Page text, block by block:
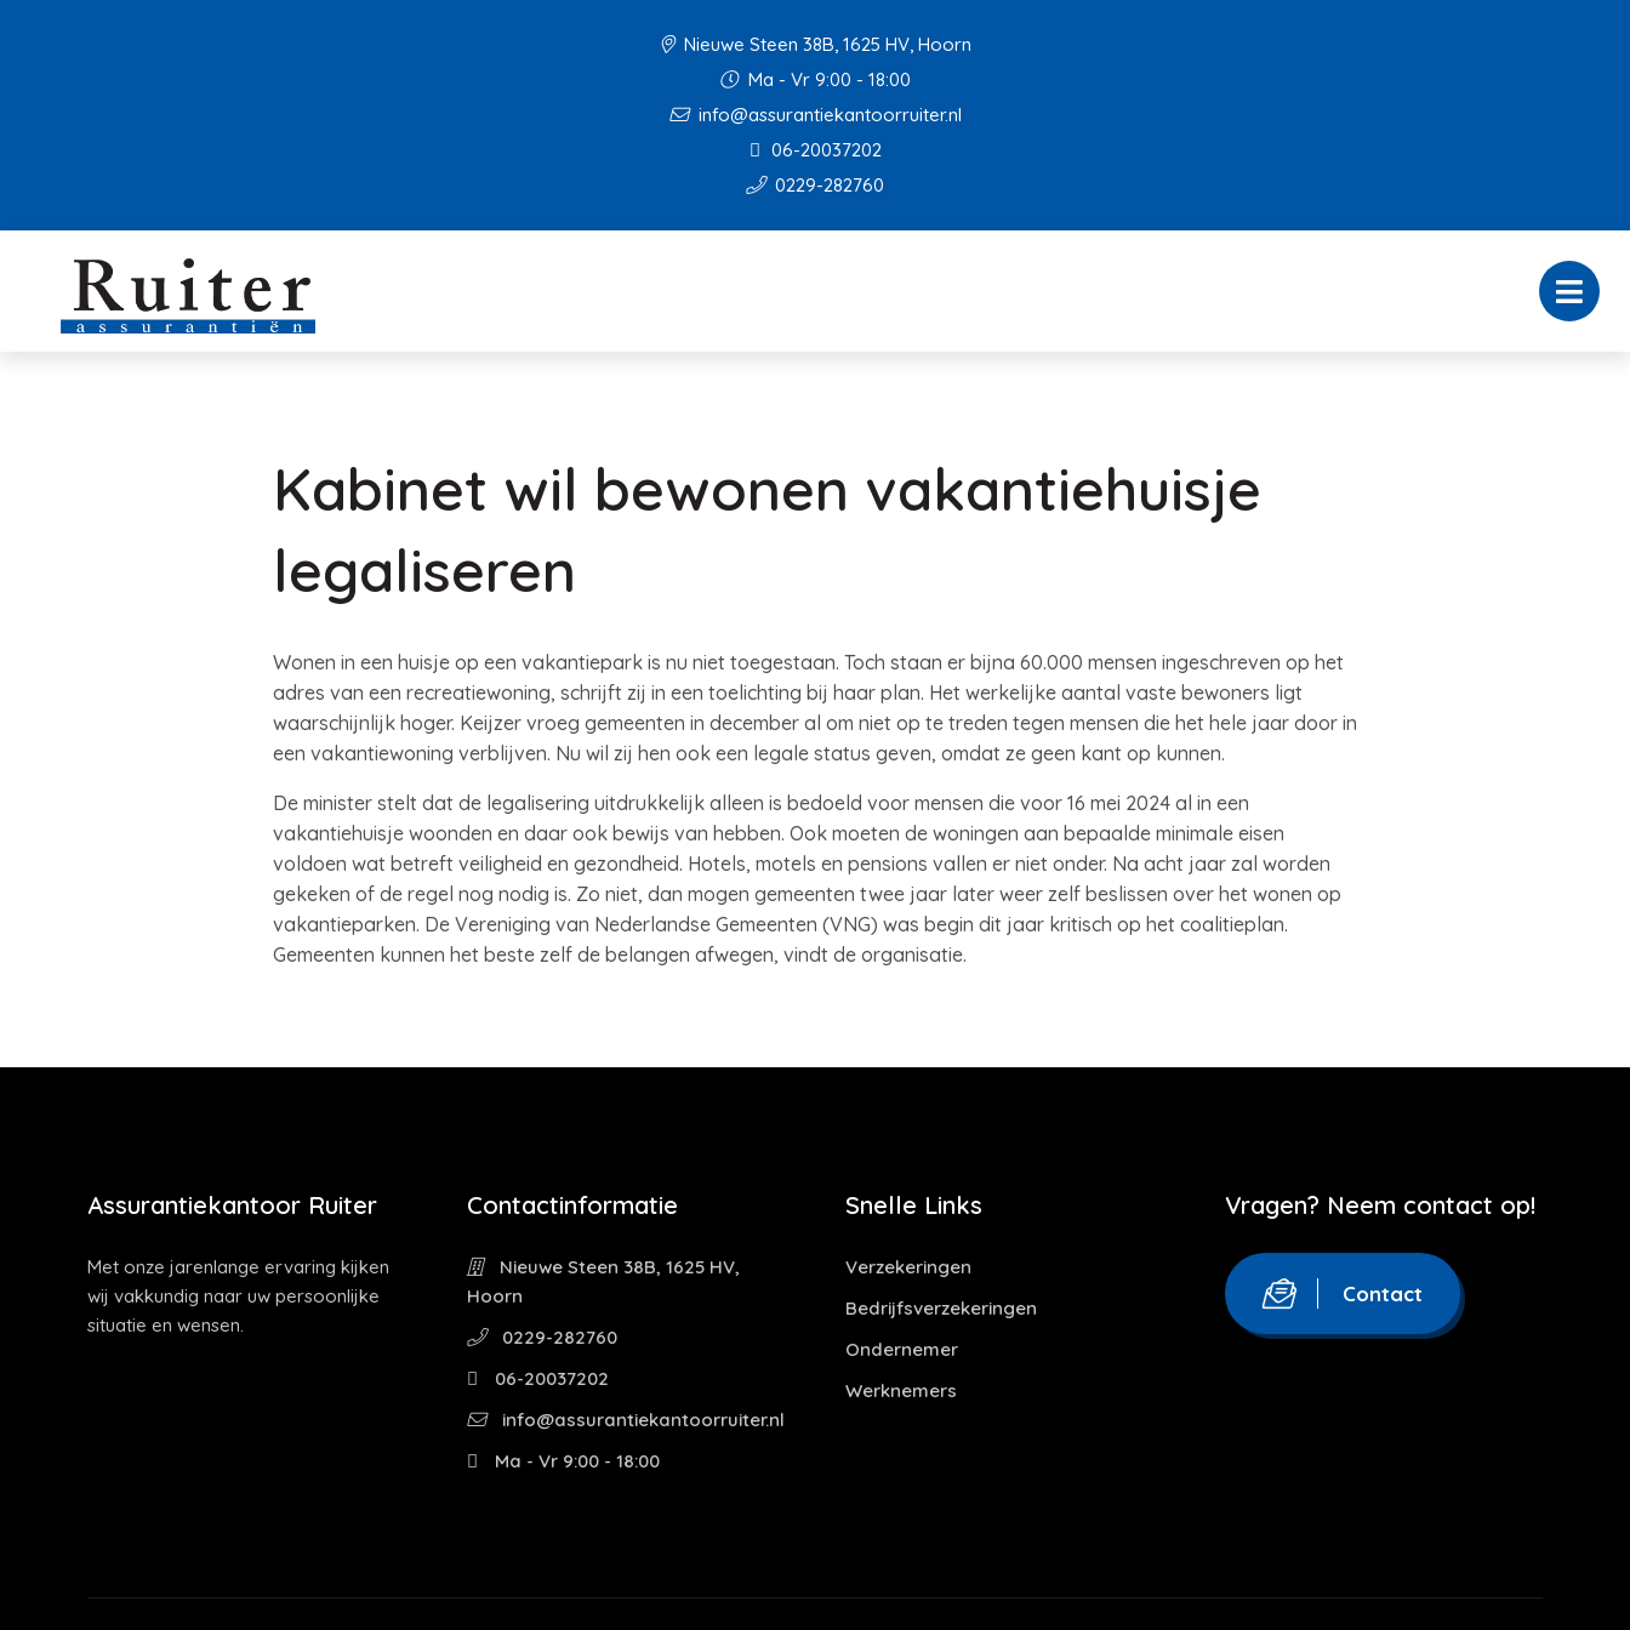
Nieuwe Steen 38B, 1625 HV, Hoorn
Ma - Vr 9:00 - 18:00
info@assurantiekantoorruiter.nl
06-20037202
0229-282760
Kabinet wil bewonen vakantiehuisje
legaliseren
Wonen in een huisje op een vakantiepark is nu niet toegestaan. Toch staan er bijna 60.000 mensen ingeschreven op het
adres van een recreatiewoning, schrijft zij in een toelichting bij haar plan. Het werkelijke aantal vaste bewoners ligt
waarschijnlijk hoger. Keijzer vroeg gemeenten in december al om niet op te treden tegen mensen die het hele jaar door in
een vakantiewoning verblijven. Nu wil zij hen ook een legale status geven, omdat ze geen kant op kunnen.
De minister stelt dat de legalisering uitdrukkelijk alleen is bedoeld voor mensen die voor 16 mei 2024 al in een
vakantiehuisje woonden en daar ook bewijs van hebben. Ook moeten de woningen aan bepaalde minimale eisen
voldoen wat betreft veiligheid en gezondheid. Hotels, motels en pensions vallen er niet onder. Na acht jaar zal worden
gekeken of de regel nog nodig is. Zo niet, dan mogen gemeenten twee jaar later weer zelf beslissen over het wonen op
vakantieparken. De Vereniging van Nederlandse Gemeenten (VNG) was begin dit jaar kritisch op het coalitieplan.
Gemeenten kunnen het beste zelf de belangen afwegen, vindt de organisatie.
Assurantiekantoor Ruiter
Met onze jarenlange ervaring kijken
wij vakkundig naar uw persoonlijke
situatie en wensen.
Contactinformatie
Nieuwe Steen 38B, 1625 HV,
Hoorn
0229-282760
06-20037202
info@assurantiekantoorruiter.nl
Ma - Vr 9:00 - 18:00
Snelle Links
Verzekeringen
Bedrijfsverzekeringen
Ondernemer
Werknemers
Vragen? Neem contact op!
Contact